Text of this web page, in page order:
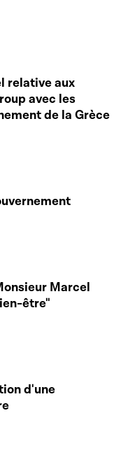
relative aux
avec les
de la Grèce
Marcel
être"
d'une